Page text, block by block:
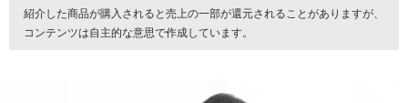
紹介した商品が購入されると売上の一部が還元されることがありますが、
コンテンツは自主的な意思で作成しています。